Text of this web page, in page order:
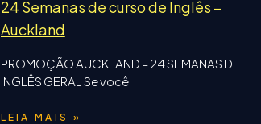
24 Semanas de curso de Inglês –
Auckland
PROMOÇÃO AUCKLAND – 24 SEMANAS DE
INGLÊS GERAL Se você
LEIA MAIS »